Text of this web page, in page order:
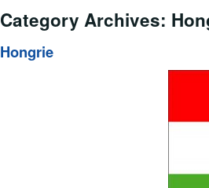
Category Archives:
Hongrie